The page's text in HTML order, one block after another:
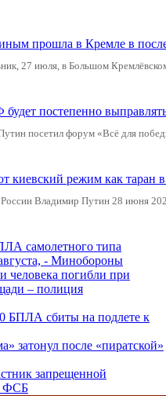
прошла в Кремле в
27 июля, в Большом
постепенно
посетил форум «Всё для
киевский режим как таран в
Владимир Путин 28 июня
самолетного типа
- Минобороны
человека погибли при
– полиция
БПЛА сбиты на подлете к
затонул после «пиратской»
запрещенной
ФСБ